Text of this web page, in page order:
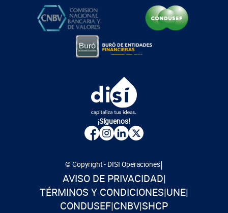
¡Síguenos!
© Copyright - DISI Operaciones|
AVISO DE PRIVACIDAD|
TÉRMINOS Y CONDICIONES|UNE|
CONDUSEF|CNBV|SHCP